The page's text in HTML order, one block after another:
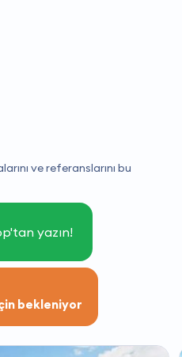
ve referanslarını bu
yazın!
bekleniyor